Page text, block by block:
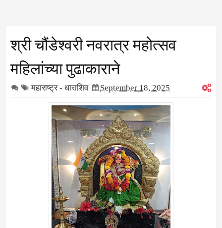
श्री चौंडेश्वरी नवरात्र महोत्सव
महिलांच्या पुढाकाराने
महाराष्ट्र - धाराशिव September 18, 2025